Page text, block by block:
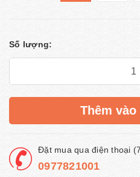
Số lượng:
Thêm
Đặt mua qua điện thoại
0977821001